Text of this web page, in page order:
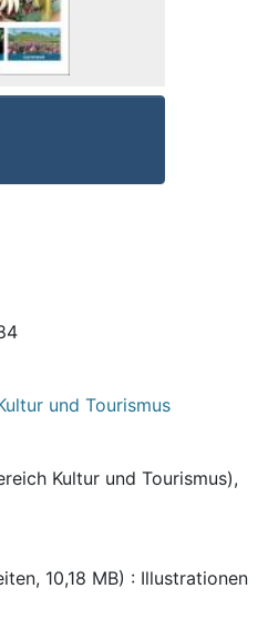
und Tourismus
Kultur und Tourismus),
10,18 MB) : Illustrationen